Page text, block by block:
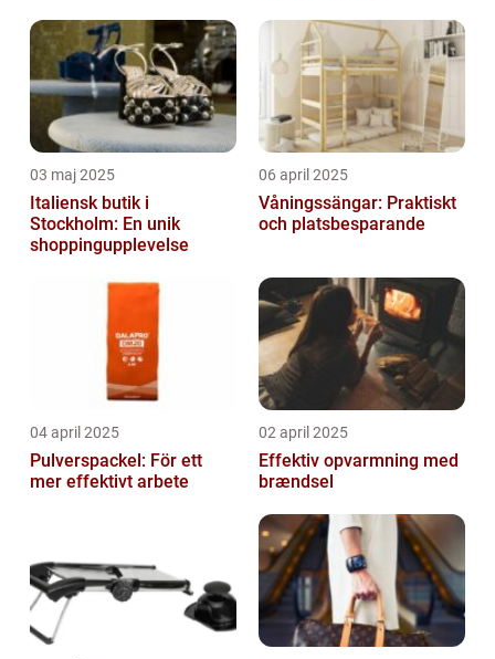
03 maj 2025
Italiensk butik i
Stockholm: En unik
shoppingupplevelse
06 april 2025
Våningssängar: Praktiskt
och platsbesparande
04 april 2025
Pulverspackel: För ett
mer effektivt arbete
02 april 2025
Effektiv opvarmning med
brændsel